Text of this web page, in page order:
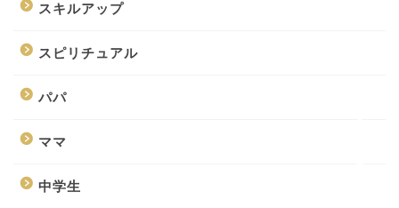
スキルアップ
スピリチュアル
パパ
ママ
中学生